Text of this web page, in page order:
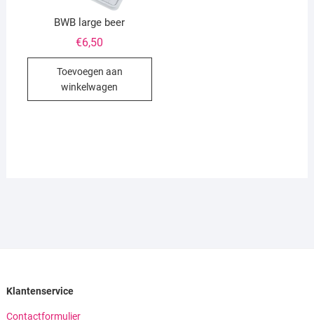
BWB large beer
€6,50
Toevoegen aan
winkelwagen
Klantenservice
Contactformulier